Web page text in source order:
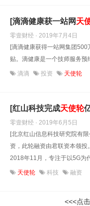
[滴滴健康获一站网 天
零壹财经 · 2019年7月4日
[滴滴健康获得一站网集团500
贴。滴健康是一个技师服务
滴滴 投资 天使轮
[红山科技完成天使轮
零壹财经 · 2019年6月5日
[北京红山信息科技研究院有
资，此轮融资由君联资本领
2018年11月，专注于以5G为
天使轮 科技 融资
<<<点